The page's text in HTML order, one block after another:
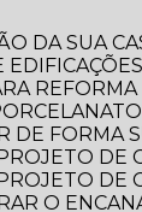
DA SUA
DE FORMA